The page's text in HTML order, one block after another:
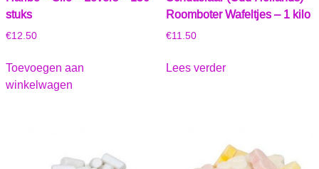
stuks
€12.50
Toevoegen aan
winkelwagen
Roomboter Wafeltjes – 1 kilo
€11.50
Lees verder